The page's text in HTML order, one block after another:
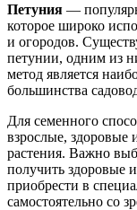
Петуния —
которое широко
и огородов.
петунии, одним из
метод является
большинства
Для семенного
взрослые, здоровые
растения. Важно
получить здоровые
приобрести в
самостоятельно со